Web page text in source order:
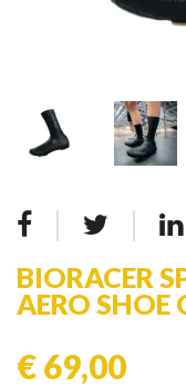
BIORACER
AERO SHOE
€ 69,00